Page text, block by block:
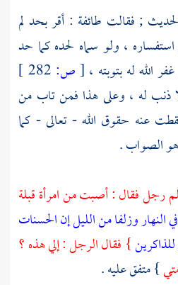
; فقالت طائفة : أقر بحد لم
، ولو سماه لحده كما حد
الله له بتوبته ، [ص:
ذنب له ، وعلى هذا فمن تاب من
عنه حقوق الله - تعالى - كما
الصواب .
رجل فقال : أصبت من امرأة قبلة
النهار وزلفا من الليل إن الحسنات
} فقال الرجل : إلي هذه ؟
} متفق عليه .